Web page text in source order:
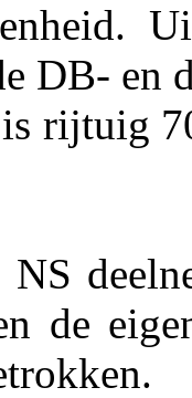
DB- en
rijtuig
de